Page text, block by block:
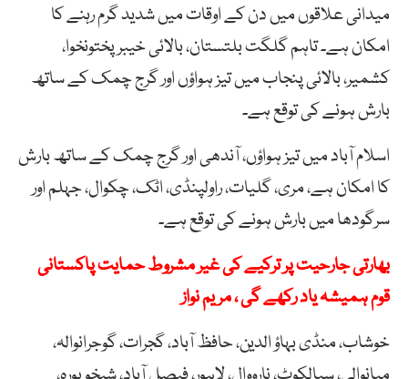
میدانی علاقوں میں دن کے اوقات میں شدید گرم رہنے کا
امکان ہے۔ تاہم گلگت بلتستان، بالائی خیبرپختونخوا،
کشمیر، بالائی پنجاب میں تیز ہواؤں اور گرج چمک کے ساتھ
بارش ہونے کی توقع ہے۔
اسلام آباد میں تیز ہواؤں، آندھی اور گرج چمک کے ساتھ بارش
کا امکان ہے، مری، گلیات، راولپنڈی، اٹک، چکوال، جہلم اور
سرگودھا میں بارش ہونے کی توقع ہے۔
بھارتی جارحیت پر ترکیے کی غیر مشروط حمایت پاکستانی
قوم ہمیشہ یاد رکھے گی ، مریم نواز
خوشاب، منڈی بہاؤ الدین، حافظ آباد، گجرات، گوجرانوالہ،